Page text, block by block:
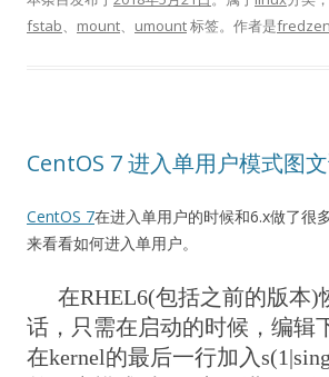
fstab、 mount、 umount标签。 作者是
CentOS 7 进入单用户模式图
CentOS 7在进入单用户的时候和6.x做了很
来看看如何进入单用户。
在RHEL6(包括之前的版本)
话，只需在启动的时候，编辑
在kernel的最后一行加入